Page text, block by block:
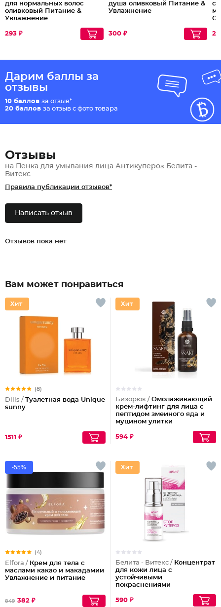
для нормальных волос
оливковый Питание &
Увлажнение
293 ₽
душа оливковый Питание &
Увлажнение
300 ₽
Дарим баллы за
отзывы
10 баллов за отзыв*
20 баллов за отзыв с фото товара
Отзывы
на Пенка для умывания лица Антикупероз Белита -
Витекс
Правила публикации отзывов*
Написать отзыв
Отзывов пока нет
Вам может понравиться
(8)
Dilis / Туалетная вода Unique
sunny
1511 ₽
Бизорюк / Омолаживающий
крем-лифтинг для лица с
пептидом змеиного яда и
муцином улитки
594 ₽
-55%
(4)
Elfora / Крем для тела с
маслами какао и макадамии
Увлажнение и питание
849 382 ₽
Белита - Витекс / Концентрат
для кожи лица с
устойчивыми
покраснениями
купероз
590 ₽